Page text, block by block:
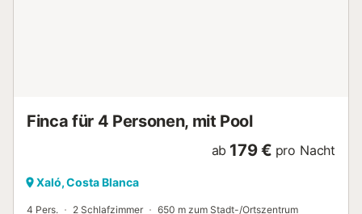
Finca für 4 Personen, mit Pool
ab 179 € pro Nacht
Xaló, Costa Blanca
4 Pers. 2 Schlafzimmer 650 m zum Stadt-/Ortszentrum